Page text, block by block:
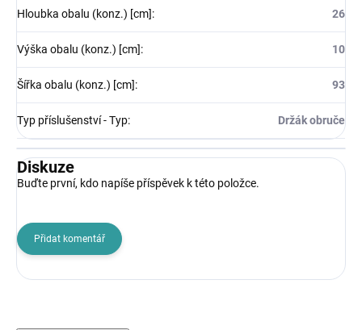
Hloubka obalu (konz.) [cm]: 26
Výška obalu (konz.) [cm]: 10
Šířka obalu (konz.) [cm]: 93
Typ příslušenství - Typ: Držák obruče
Diskuze
Buďte první, kdo napíše příspěvek k této položce.
Přidat komentář